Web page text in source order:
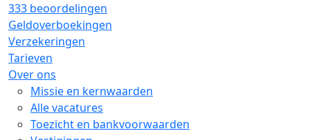
333 beoordelingen
Geldoverboekingen
Verzekeringen
Tarieven
Over ons
Missie en kernwaarden
Alle vacatures
Toezicht en bankvoorwaarden